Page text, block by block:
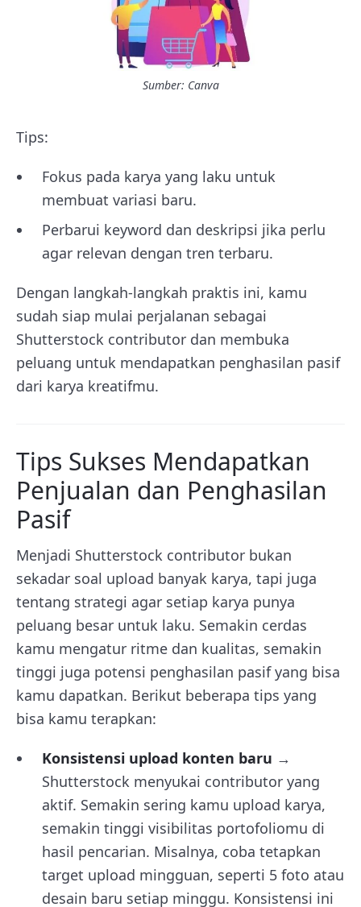
Sumber: Canva
Tips:
Fokus pada karya yang laku untuk
membuat variasi baru.
Perbarui keyword dan deskripsi jika perlu
agar relevan dengan tren terbaru.
Dengan langkah-langkah praktis ini, kamu
sudah siap mulai perjalanan sebagai
Shutterstock contributor dan membuka
peluang untuk mendapatkan penghasilan pasif
dari karya kreatifmu.
Tips Sukses Mendapatkan
Penjualan dan Penghasilan
Pasif
Menjadi Shutterstock contributor bukan
sekadar soal upload banyak karya, tapi juga
tentang strategi agar setiap karya punya
peluang besar untuk laku. Semakin cerdas
kamu mengatur ritme dan kualitas, semakin
tinggi juga potensi penghasilan pasif yang bisa
kamu dapatkan. Berikut beberapa tips yang
bisa kamu terapkan:
Konsistensi upload konten baru →
Shutterstock menyukai contributor yang
aktif. Semakin sering kamu upload karya,
semakin tinggi visibilitas portofoliomu di
hasil pencarian. Misalnya, coba tetapkan
target upload mingguan, seperti 5 foto atau
desain baru setiap minggu. Konsistensi ini